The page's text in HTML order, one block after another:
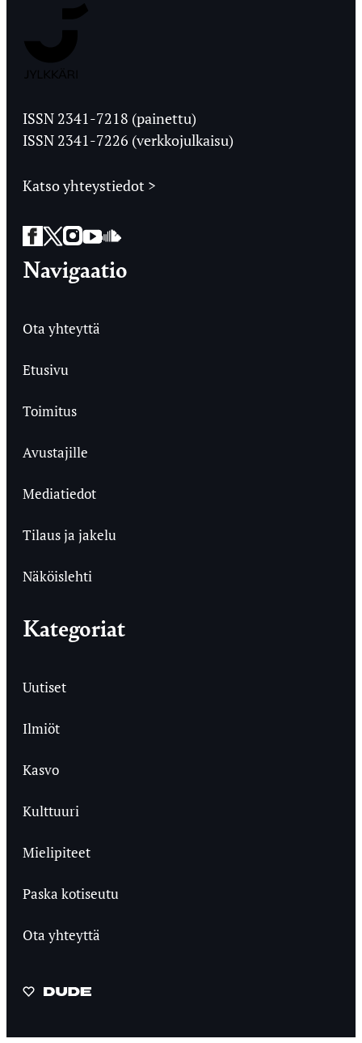
Ylioppilaslehti
ISSN 2341-7218 (painettu)
ISSN 2341-7226 (verkkojulkaisu)
Katso yhteystiedot >
Facebook
Twitter
Instagram
YouTube
SoundCloud
Navigaatio
Ota yhteyttä
Etusivu
Toimitus
Avustajille
Mediatiedot
Tilaus ja jakelu
Näköislehti
Kategoriat
Uutiset
Ilmiöt
Kasvo
Kulttuuri
Mielipiteet
Paska kotiseutu
Ota yhteyttä